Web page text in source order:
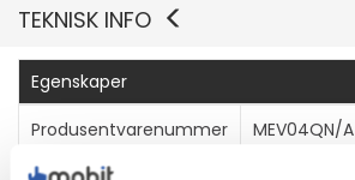
TEKNISK INFO
Egenskaper
Produsentvarenummer
MEV04QN/A